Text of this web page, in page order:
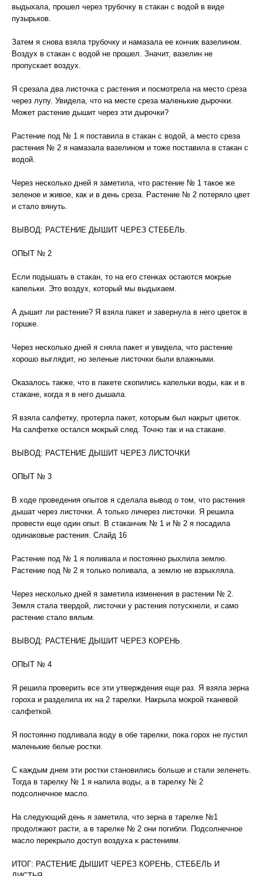
выдыхала, прошел через трубочку в стакан с водой в виде
пузырьков.
Затем я снова взяла трубочку и намазала ее кончик вазелином.
Воздух в стакан с водой не прошел. Значит, вазелин не
пропускает воздух.
Я срезала два листочка с растения и посмотрела на место среза
через лупу. Увидела, что на месте среза маленькие дырочки.
Может растение дышит через эти дырочки?
Растение под № 1 я поставила в стакан с водой, а место среза
растения № 2 я намазала вазелином и тоже поставила в стакан с
водой.
Через несколько дней я заметила, что растение № 1 такое же
зеленое и живое, как и в день среза. Растение № 2 потеряло цвет
и стало вянуть.
ВЫВОД: РАСТЕНИЕ ДЫШИТ ЧЕРЕЗ СТЕБЕЛЬ.
ОПЫТ № 2
Если подышать в стакан, то на его стенках остаются мокрые
капельки. Это воздух, который мы выдыхаем.
А дышит ли растение? Я взяла пакет и завернула в него цветок в
горшке.
Через несколько дней я сняла пакет и увидела, что растение
хорошо выглядит, но зеленые листочки были влажными.
Оказалось также, что в пакете скопились капельки воды, как и в
стакане, когда я в него дышала.
Я взяла салфетку, протерла пакет, которым был накрыт цветок.
На салфетке остался мокрый след. Точно так и на стакане.
ВЫВОД: РАСТЕНИЕ ДЫШИТ ЧЕРЕЗ ЛИСТОЧКИ
ОПЫТ № 3
В ходе проведения опытов я сделала вывод о том, что растения
дышат через листочки. А только личерез листочки. Я решила
провести еще один опыт. В стаканчик № 1 и № 2 я посадила
одинаковые растения. Слайд 16
Растение под № 1 я поливала и постоянно рыхлила землю.
Растение под № 2 я только поливала, а землю не взрыхляла.
Через несколько дней я заметила изменения в растении № 2.
Земля стала твердой, листочки у растения потускнели, и само
растение стало вялым.
ВЫВОД: РАСТЕНИЕ ДЫШИТ ЧЕРЕЗ КОРЕНЬ.
ОПЫТ № 4
Я решила проверить все эти утверждения еще раз. Я взяла зерна
гороха и разделила их на 2 тарелки. Накрыла мокрой тканевой
салфеткой.
Я постоянно подливала воду в обе тарелки, пока горох не пустил
маленькие белые ростки.
С каждым днем эти ростки становились больше и стали зеленеть.
Тогда в тарелку № 1 я налила воды, а в тарелку № 2
подсолнечное масло.
На следующий день я заметила, что зерна в тарелке №1
продолжают расти, а в тарелке № 2 они погибли. Подсолнечное
масло перекрыло доступ воздуха к растениям.
ИТОГ: РАСТЕНИЕ ДЫШИТ ЧЕРЕЗ КОРЕНЬ, СТЕБЕЛЬ И